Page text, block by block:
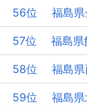
56位 福島県
57位 福島県
58位 福島県
59位 福島県